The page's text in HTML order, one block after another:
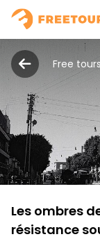
Free
Les ombres
résistance